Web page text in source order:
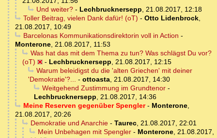
Und weiter?- Lechbrucknersepp, 21.08.2017, 12:18
Toller Beitrag, vielen Dank dafür! (oT) - Otto Lidenbrock,
21.08.2017, 10:49
Barcelonas Kommunikationsdirektorin voll in Action -
Monterone, 21.08.2017, 11:53
Was hat das mit dem Thema zu tun? Was schlägst Du vor?
(oT)
- Lechbrucknersepp, 21.08.2017, 12:15
Warum beleidigst du die 'alten Griechen' mit deiner
'Demokratie'?... - ottoasta, 21.08.2017, 14:30
Weitgehend Zustimmung im Grundtenor-
Lechbrucknersepp, 21.08.2017, 14:36
Meine Reserven gegenüber Spengler- Monterone,
21.08.2017, 20:26
Demokratie und Anarchie- Taurec, 21.08.2017, 22:01
Mein Unbehagen mit Spengler- Monterone, 21.08.2017,